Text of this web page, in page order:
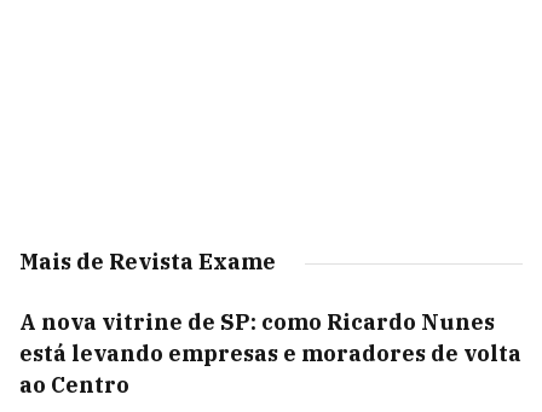
Mais de Revista Exame
A nova vitrine de SP: como Ricardo Nunes
está levando empresas e moradores de volta
ao Centro